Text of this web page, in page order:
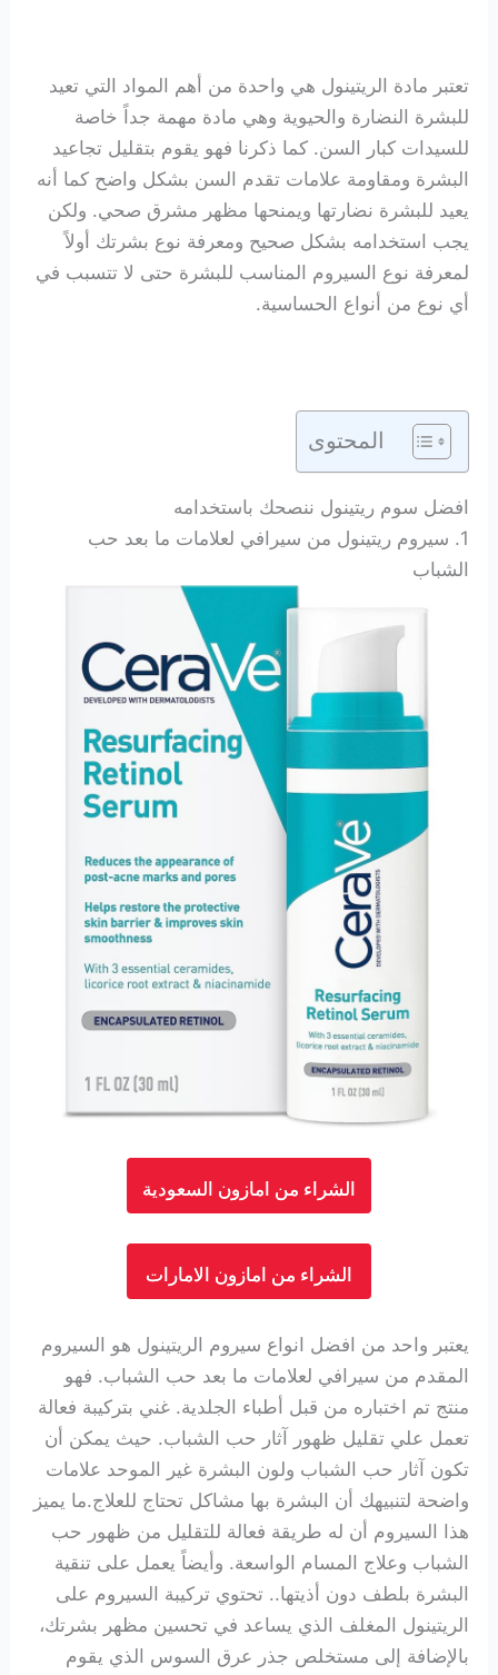
تعتبر مادة الريتينول هي واحدة من أهم المواد التي تعيد
للبشرة النضارة والحيوية وهي مادة مهمة جداً خاصة
للسيدات كبار السن. كما ذكرنا فهو يقوم بتقليل تجاعيد
البشرة ومقاومة علامات تقدم السن بشكل واضح كما أنه
يعيد للبشرة نضارتها ويمنحها مظهر مشرق صحي. ولكن
يجب استخدامه بشكل صحيح ومعرفة نوع بشرتك أولاً
لمعرفة نوع السيروم المناسب للبشرة حتى لا تتسبب في
أي نوع من أنواع الحساسية.
المحتوى
افضل سوم ريتينول ننصحك باستخدامه
1. سيروم ريتينول من سيرافي لعلامات ما بعد حب
الشباب
الشراء من امازون السعودية
الشراء من امازون الامارات
يعتبر واحد من افضل انواع سيروم الريتينول هو السيروم
المقدم من سيرافي لعلامات ما بعد حب الشباب. فهو
منتج تم اختباره من قبل أطباء الجلدية. غني بتركيبة فعالة
تعمل علي تقليل ظهور آثار حب الشباب. حيث يمكن أن
تكون آثار حب الشباب ولون البشرة غير الموحد علامات
واضحة لتنبيهك أن البشرة بها مشاكل تحتاج للعلاج.ما يميز
هذا السيروم أن له طريقة فعالة للتقليل من ظهور حب
الشباب وعلاج المسام الواسعة. وأيضاً يعمل على تنقية
البشرة بلطف دون أذيتها.. تحتوي تركيبة السيروم على
الريتينول المغلف الذي يساعد في تحسين مظهر بشرتك،
بالإضافة إلى مستخلص جذر عرق السوس الذي يقوم